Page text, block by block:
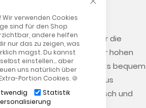
Wir verwenden Cookies
sind für den Shop
andere helfen
nur das zu zeigen, was
magst. Du kannst
einstellen… aber
uns natürlich über
Portion Cookies. 🍪
Statistik
(Ø 0,5 - 1,50 mm) sind
und eignen sich ideal für die
und Freilagerung. Trotz der hohen
mit Perlen stets bequem
Perlen sind darüber hinaus
geräuschlos, antiallergisch und